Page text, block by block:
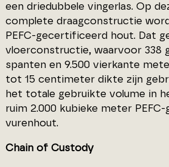
een driedubbele vingerlas. Op
complete draagconstructie
PEFC-gecertificeerd hout. Dat
vloerconstructie, waarvoor 338
spanten en 9.500 vierkante
tot 15 centimeter dikte zijn
het totale gebruikte volume in
ruim 2.000 kubieke meter
vurenhout.
Chain of Custody